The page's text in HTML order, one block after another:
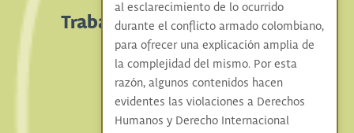
Trabajo en Red con Aliados
al esclarecimiento de lo ocurrido
durante el conflicto armado colombiano,
para ofrecer una explicación amplia de
la complejidad del mismo. Por esta
razón, algunos contenidos hacen
evidentes las violaciones a Derechos
Humanos y Derecho Internacional